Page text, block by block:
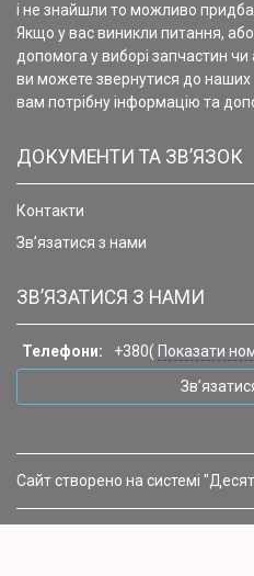
і не знайшли то можливо
Якщо у вас виникли питання,
допомога у виборі запчастин чи
ви можете звернутися до наших
вам потрібну інформацію та
ДОКУМЕНТИ ТА ЗВ’ЯЗОК
Контакти
Зв’язатися з нами
ЗВ’ЯЗАТИСЯ З НАМИ
Телефони: +380( Показати
Сайт створено на системі